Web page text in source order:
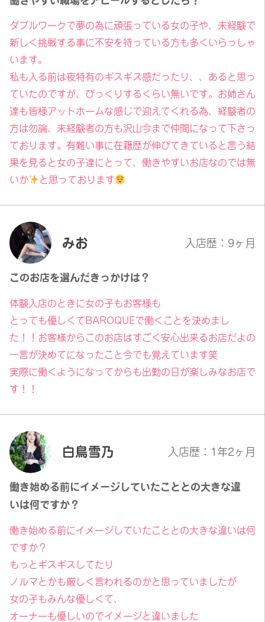
ダブルワークで夢の為に頑張っている女の子や、未経験で
新しく挑戦する事に不安を待っている方も多くいらっしゃ
います。
私も入る前は夜特有のギスギス感だったり、、あると思っ
ていたのですが、びっくりするくらい無いです。お姉さん
達も皆様アットホームな感じで迎えてくれる為、経験者の
方は勿論、未経験者の方も沢山今まで仲間になって下さっ
ております。有難い事に在籍歴が伸びてきていると言う結
果を見ると女の子達にとって、働きやすいお店なのでは無
いか
と思っております
みお 入店歴：9ヶ月
このお店を選んだきっかけは？
体験入店のときに女の子もお客様も
とっても優しくてBAROQUEで働くことを決めまし
た！！お客様からこのお店はすごく安心出来るお店だよの
一言が決めてになったこと今でも覚えています笑
実際に働くようになってからも出勤の日が楽しみなお店で
す！！
白鳥雪乃 入店歴：1年2ヶ月
働き始める前にイメージしていたこととの大きな違
いは何ですか？
働き始める前にイメージしていたこととの大きな違いは何
ですか？
もっとギスギスしてたり
ノルマとかも厳しく言われるのかと思っていましたが
女の子もみんな優しくて、
オーナーも優しいのでイメージと違いました